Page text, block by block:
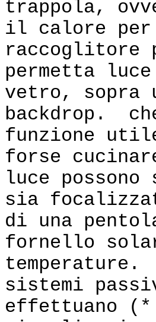
trappola,
il calore per
raccoglitore
permetta
vetro, sopra
backdrop.
funzione
forse
luce possono
sia
di una
fornello
sistemi
effettuano (*